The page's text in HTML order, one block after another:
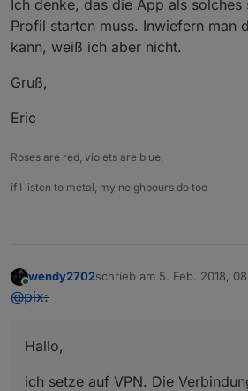
Ich denke, das die App als solches
Profil starten muss. Inwiefern man
kann, weiß ich aber nicht.
Gruß,
Eric
Roses are red, violets are blue,
if I listen to metal, my neighbours do too
Online
wendy2702schrieb am 5. Feb. 2018,
zuletzt editiert von
@pix:
Hallo,
ich setze auf VPN. Die